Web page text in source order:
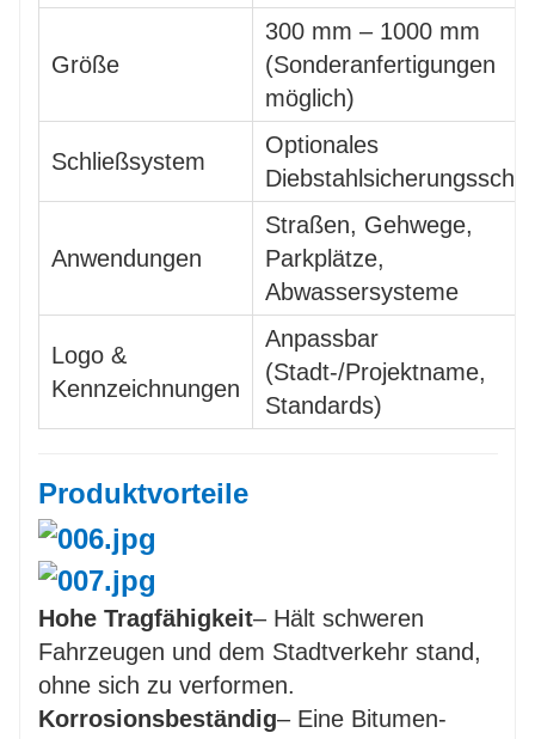
Größe
300 mm – 1000 mm
(Sonderanfertigungen
möglich)
Schließsystem
Optionales
Anwendungen
Straßen, Gehwege,
Parkplätze,
Abwassersysteme
Logo &
Kennzeichnungen
Anpassbar
(Stadt-/Projektname,
Standards)
Produktvorteile
Hohe Tragfähigkeit– Hält schweren
Fahrzeugen und dem Stadtverkehr stand,
ohne sich zu verformen.
Korrosionsbeständig– Eine Bitumen-